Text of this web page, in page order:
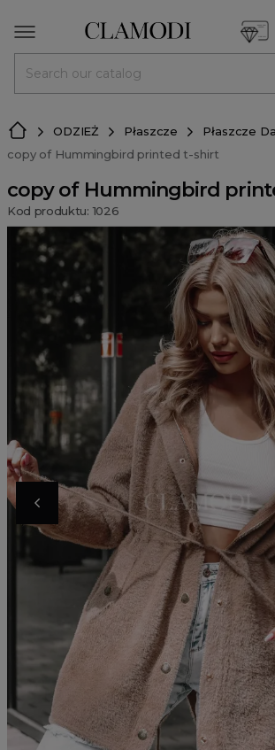
ODZIEŻ Płaszcze
Płaszcze
copy of Hummingbird printed t-shirt
copy of Hummingbird
Kod produktu: 1026